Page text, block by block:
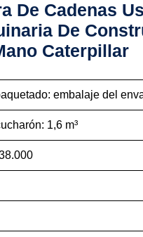
De Cadenas
De
Caterpillar
embalaje del
1,6 m³